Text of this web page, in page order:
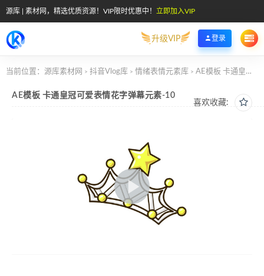
源库 | 素材网，精选优质资源！VIP限时优惠中！ 立即加入VIP
升级VIP 登录
当前位置： 源库素材网 > 抖音Vlog库 > 情绪表情元素库 > AE模板 卡通皇冠可爱表情花字弹幕元素-10
喜欢收藏:
AE模板 卡通皇冠可爱表情花字弹幕元素-10